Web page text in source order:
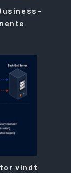
vindt